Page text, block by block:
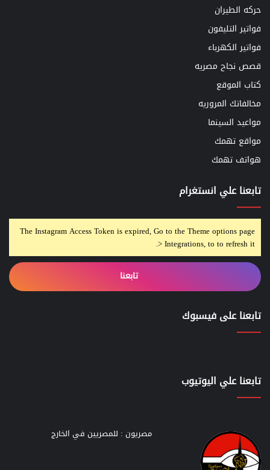
حركه الطيران
فواتير التليفون
فواتير الكهرباء
قصص نجاح مصريه
كتاب الموقع
مخالفاتك المروريه
مواعيد السينما
مواقع تهمك
هواتف تهمك
تابعنا علي انستغرام
The Instagram Access Token is expired, Go to the Theme options page
> Integrations, to to refresh it.
تابعنا
تابعنا على فيسبوك
تابعنا علي اليوتيوب
مصريون : للمصريين في الخارج